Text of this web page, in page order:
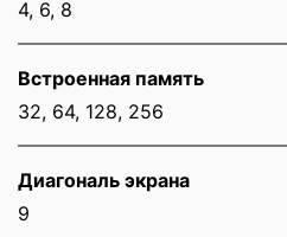
4, 6, 8
Встроенная память
32, 64, 128, 256
Диагональ экрана
9